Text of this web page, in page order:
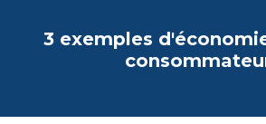
3 exemples